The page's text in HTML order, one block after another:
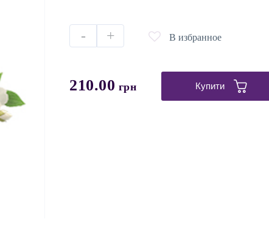
- + В избранное
210.00 грн Купити